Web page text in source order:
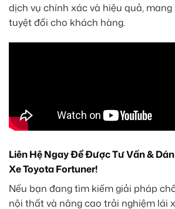
dịch vụ chính xác và hiệu quả,
tuyệt đối cho khách hàng.
Liên Hệ Ngay Để Được Tư Vấn &
Xe Toyota Fortuner!
Nếu bạn đang tìm kiếm giải pháp
nội thất và nâng cao trải nghiệm lái